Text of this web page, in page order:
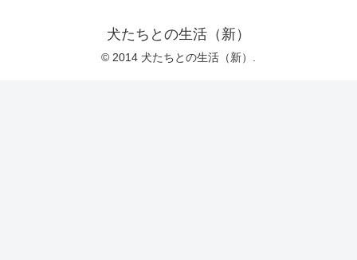
犬たちとの生活（新）
© 2014 犬たちとの生活（新）.